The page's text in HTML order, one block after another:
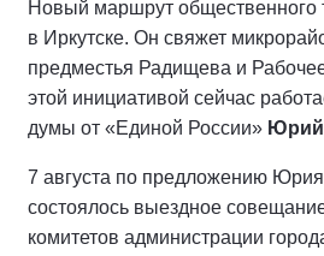
Новый маршрут общественного
в Иркутске. Он свяжет
предместья Радищева и
этой инициативой сейчас
думы от «Единой России» Юрий
7 августа по предложению
состоялось выездное
комитетов администрации